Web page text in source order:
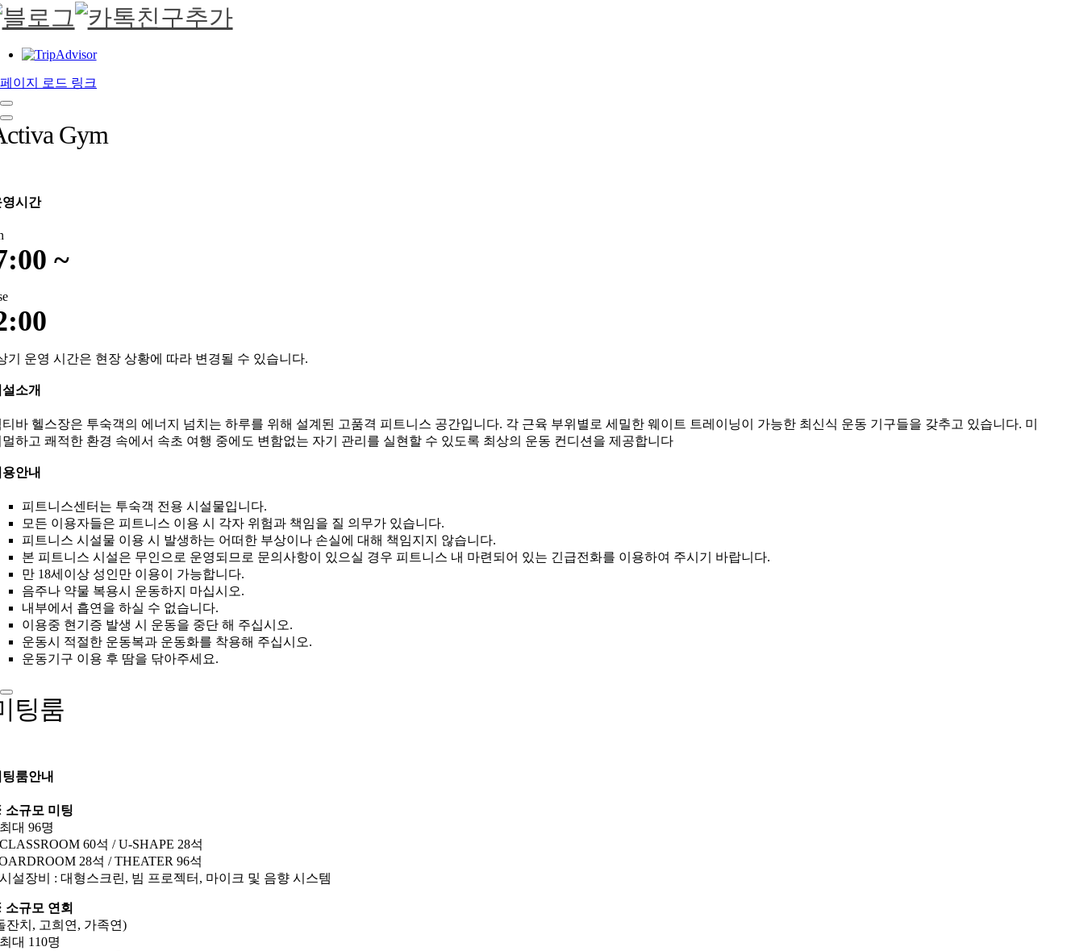
페이지 로드 링크
Gym
시간
~
운영 시간은 현장 상황에 따라 변경될 수 있습니다.
소개
바 헬스장은 투숙객의 에너지 넘치는 하루를 위해 설계된 고품격 피트니스 공간입니다. 각 근육 부위별로 세밀한 웨이트 트레이닝이 가능한 최신식 운동 기구들을 갖추고 있습니다. 미
하고 쾌적한 환경 속에서 속초 여행 중에도 변함없는 자기 관리를 실현할 수 있도록 최상의 운동 컨디션을 제공합니다
안내
피트니스센터는 투숙객 전용 시설물입니다.
모든 이용자들은 피트니스 이용 시 각자 위험과 책임을 질 의무가 있습니다.
피트니스 시설물 이용 시 발생하는 어떠한 부상이나 손실에 대해 책임지지 않습니다.
본 피트니스 시설은 무인으로 운영되므로 문의사항이 있으실 경우 피트니스 내 마련되어 있는 긴급전화를 이용하여 주시기 바랍니다.
만 18세이상 성인만 이용이 가능합니다.
음주나 약물 복용시 운동하지 마십시오.
내부에서 흡연을 하실 수 없습니다.
이용중 현기증 발생 시 운동을 중단 해 주십시오.
운동시 적절한 운동복과 운동화를 착용해 주십시오.
운동기구 이용 후 땀을 닦아주세요.
팅룸
룸안내
규모 미팅
대 96명
60석 / U-SHAPE 28석
28석 / THEATER 96석
설장비 : 대형스크린, 빔 프로젝터, 마이크 및 음향 시스템
규모 연회
잔치, 고희연, 가족연)
대 110명